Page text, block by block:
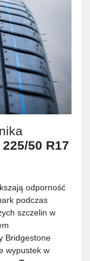
50 R17
odporność
podczas
szczelin w
Bridgestone
wypustek w